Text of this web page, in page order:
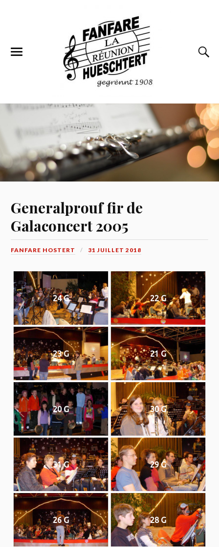
Generalprouf fir de
Galaconcert 2005
FANFARE HOSTERT 31 JUILLET 2018
24 G 22 G
23 G 21 G
20 G 30 G
31 G 29 G
26 G 28 G